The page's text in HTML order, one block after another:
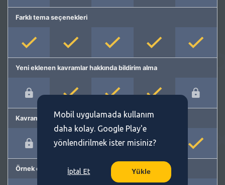
Farklı tema seçenekleri
Yeni eklenen kavramlar hakkında bildirim alma
Kavram önerme
Örnek cümleler
Mobil uygulamada kullanım
daha kolay. Google Play'e
yönlendirilmek ister misiniz?
İptal Et Yükle